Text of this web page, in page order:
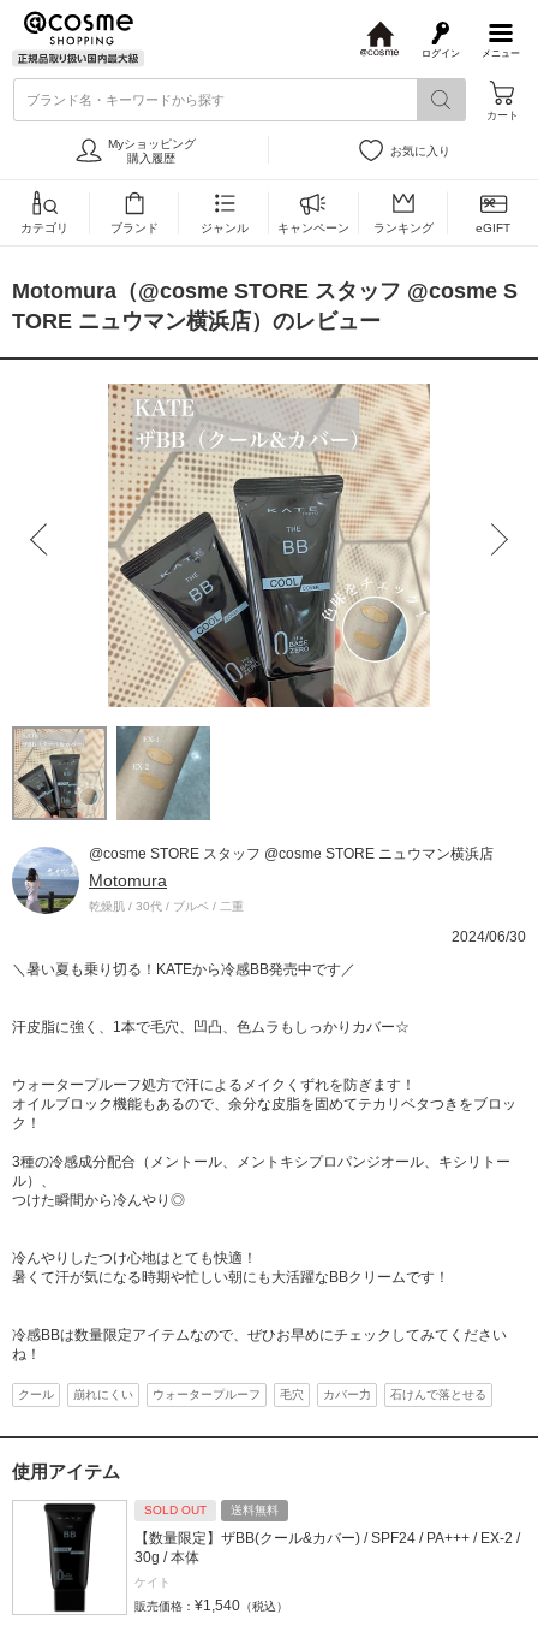
メニュー
ログイン
s
ブランド名・キーワードから探す
カート
Myショッピング
購入履歴
お気に入り
カテゴリ ブランド ジャンル キャンペーン ランキング eGIFT
Motomura（@cosme STORE スタッフ @cosme S
TORE ニュウマン横浜店）のレビュー
@cosme STORE スタッフ @cosme STORE ニュウマン横浜店
Motomura
乾燥肌 / 30代 / ブルベ / 二重
2024/06/30
＼暑い夏も乗り切る！KATEから冷感BB発売中です／
汗皮脂に強く、1本で毛穴、凹凸、色ムラもしっかりカバー☆
ウォータープルーフ処方で汗によるメイクくずれを防ぎます！
オイルブロック機能もあるので、余分な皮脂を固めてテカリベタつきをブロッ
ク！
3種の冷感成分配合（メントール、メントキシプロパンジオール、キシリトー
ル）、
つけた瞬間から冷んやり◎
冷んやりしたつけ心地はとても快適！
暑くて汗が気になる時期や忙しい朝にも大活躍なBBクリームです！
冷感BBは数量限定アイテムなので、ぜひお早めにチェックしてみてください
ね！
クール 崩れにくい ウォータープルーフ 毛穴 カバー力 石けんで落とせる
使用アイテム
SOLD OUT 送料無料
【数量限定】ザBB(クール&カバー) / SPF24 / PA+++ / EX-2 /
30g / 本体
ケイト
販売価格： ¥1,540 （税込）